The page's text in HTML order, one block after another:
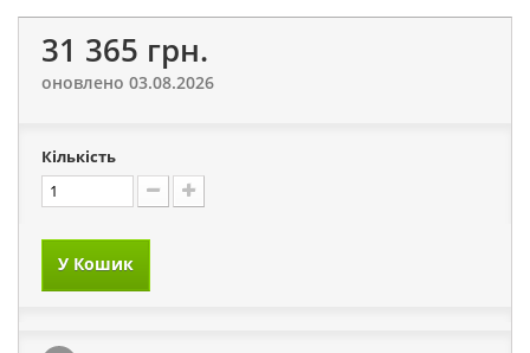
31 365 грн.
оновлено 03.08.2026
Кількість
У Кошик